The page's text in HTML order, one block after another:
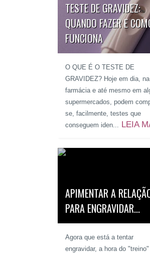
TESTE DE GRAVIDEZ:
QUANDO FAZER E
FUNCIONA
O QUE É O TESTE DE
GRAVIDEZ? Hoje em dia, na
farmácia e até mesmo em
supermercados, podem
se, facilmente, testes que
conseguem iden... LEIA
APIMENTAR A
PARA ENGRAVIDAR...
Agora que está a tentar
engravidar, a hora do "treino"